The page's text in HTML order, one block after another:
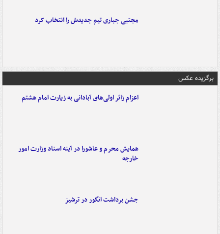
مجتبی جباری تیم جدیدش را انتخاب کرد
برگزیده عکس
اعزام زائر اولی‌های آبادانی به زیارت امام هشتم
همایش محرم و عاشورا در آینه اسناد وزارت امور
خارجه
جشن برداشت انگور در ترشیز